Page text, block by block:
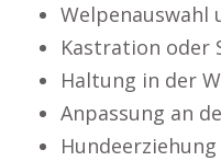
Welpenauswahl
Kastration oder
Haltung in der
Anpassung an